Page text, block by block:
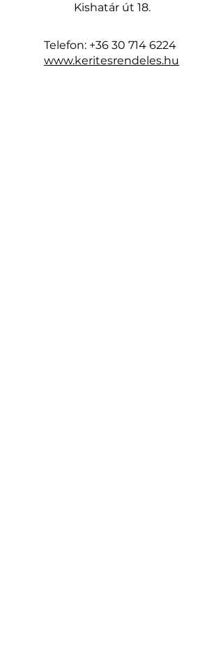
Kishatár út 18.
Telefon: +36 30 714 6224
www.keritesrendeles.hu